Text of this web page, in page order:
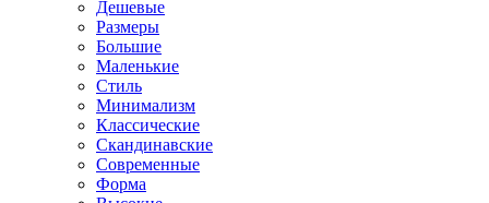
Дешевые
Размеры
Большие
Маленькие
Стиль
Минимализм
Классические
Скандинавские
Современные
Форма